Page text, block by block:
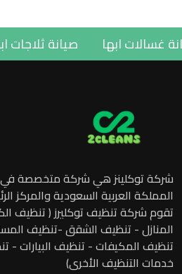
غسالات ابها صيانة ثلاجات
شركة توكلينز هي شركة متخصصة
المملكة العربية السعودية والمركز
تقوم شركة تنظيف توكليرز ( تنظيف
المنازل - تنظيف الشقق -تنظيف
تنظيف المكيفات - تنظيف البيارات -
خدمات التنظيف الأخرى)